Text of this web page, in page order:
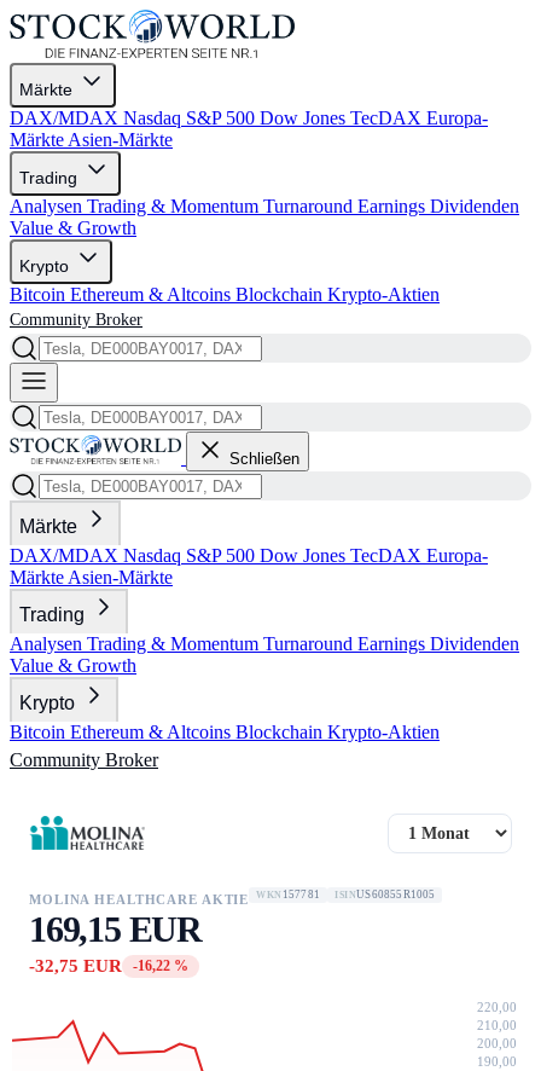
Märkte
DAX/MDAX Nasdaq S&P 500 Dow Jones TecDAX Europa-
Märkte Asien-Märkte
Trading
Analysen Trading & Momentum Turnaround Earnings Dividenden
Value & Growth
Krypto
Bitcoin Ethereum & Altcoins Blockchain Krypto-Aktien
Community Broker
Schließen
Märkte
DAX/MDAX Nasdaq S&P 500 Dow Jones TecDAX Europa-
Märkte Asien-Märkte
Trading
Analysen Trading & Momentum Turnaround Earnings Dividenden
Value & Growth
Krypto
Bitcoin Ethereum & Altcoins Blockchain Krypto-Aktien
Community Broker
MOLINA HEALTHCARE AKTIE WKN 157781 ISINUS60855R1005
169,15 EUR
-32,75 EUR -16,22 %
220,00
210,00
200,00
190,00